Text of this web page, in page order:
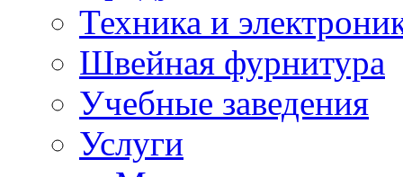
Техника и
Швейная фурнитура
Учебные заведения
Услуги